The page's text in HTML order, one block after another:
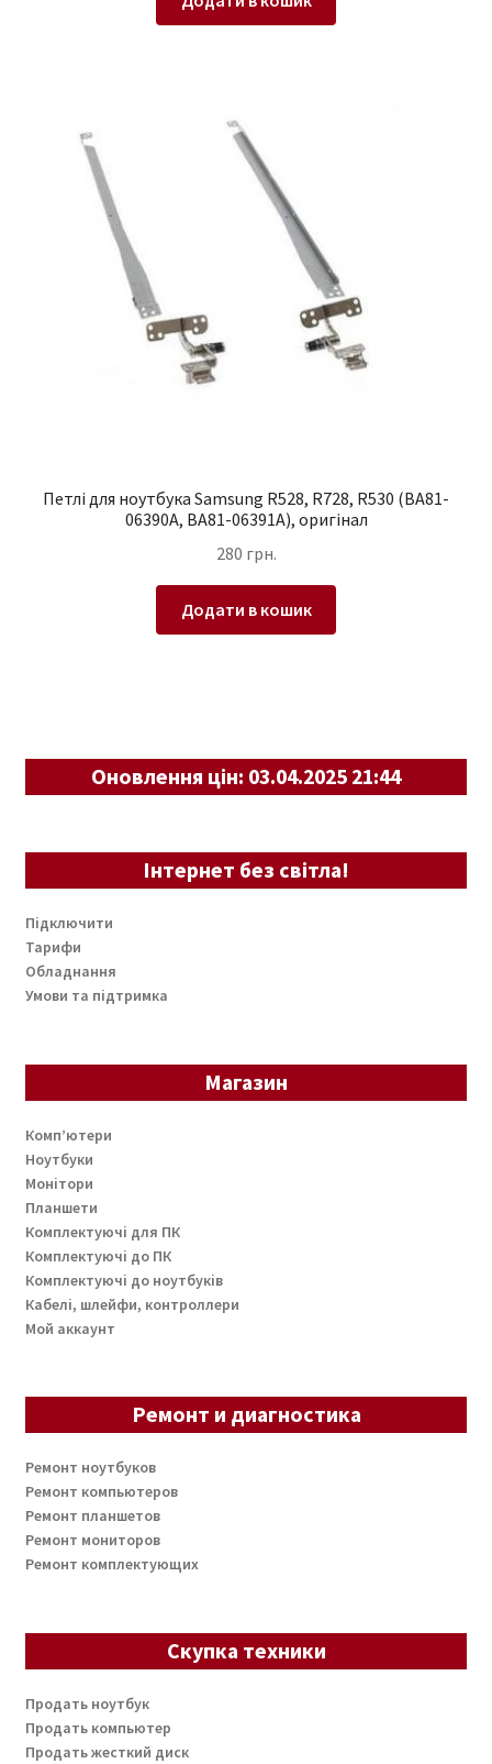
Петлі для ноутбука Samsung R528, R728, R530 (BA81-
06390A, BA81-06391A), оригінал
280 грн.
Додати в кошик
Оновлення цін: 03.04.2025 21:44
Інтернет без світла!
Підключити
Тарифи
Обладнання
Умови та підтримка
Магазин
Комп’ютери
Ноутбуки
Монітори
Планшети
Комплектуючі для ПК
Комплектуючі до ПК
Комплектуючі до ноутбуків
Кабелі, шлейфи, контроллери
Мой аккаунт
Ремонт и диагностика
Ремонт ноутбуков
Ремонт компьютеров
Ремонт планшетов
Ремонт мониторов
Ремонт комплектующих
Скупка техники
Продать ноутбук
Продать компьютер
Продать жесткий диск